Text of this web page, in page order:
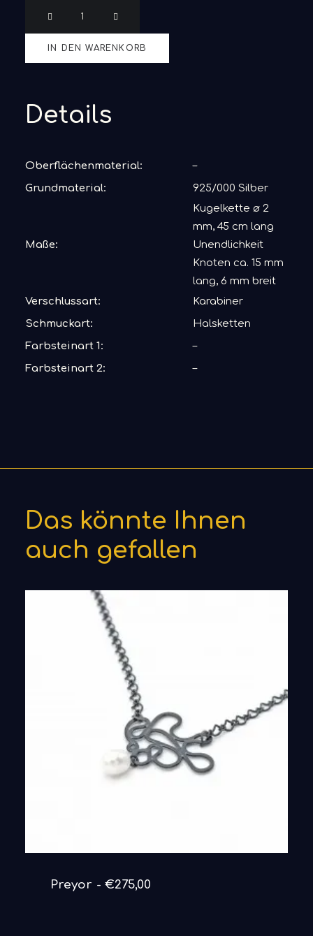
IN DEN WARENKORB
Details
Oberflächenmaterial:
–
Grundmaterial:
925/000 Silber
Maße:
Kugelkette ø 2
mm, 45 cm lang
Unendlichkeit
Knoten ca. 15 mm
lang, 6 mm breit
Verschlussart:
Karabiner
Schmuckart:
Halsketten
Farbsteinart 1:
–
Farbsteinart 2:
–
Das könnte Ihnen
auch gefallen
DETAILS ANSEHEN
Preyor €275,00